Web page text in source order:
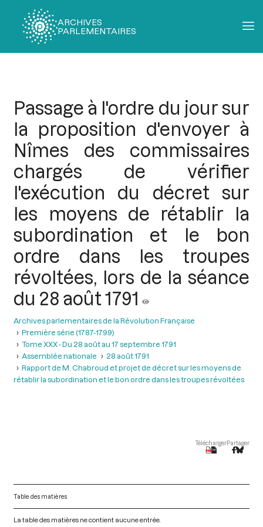
ARCHIVES
PARLEMENTAIRES
Passage à l'ordre du jour sur
la proposition d'envoyer à
Nîmes des commissaires
chargés de vérifier
l'exécution du décret sur
les moyens de rétablir la
subordination et le bon
ordre dans les troupes
révoltées, lors de la séance
du 28 août 1791
Archives parlementaires de la Révolution Française
Première série (1787-1799)
Tome XXX - Du 28 août au 17 septembre 1791
Assemblée nationale
28 août 1791
Rapport de M. Chabroud et projet de décret sur les moyens de
rétablir la subordination et le bon ordre dans les troupes révoltées
TéléchargerPartager
Table des matières
La table des matières ne contient aucune entrée.